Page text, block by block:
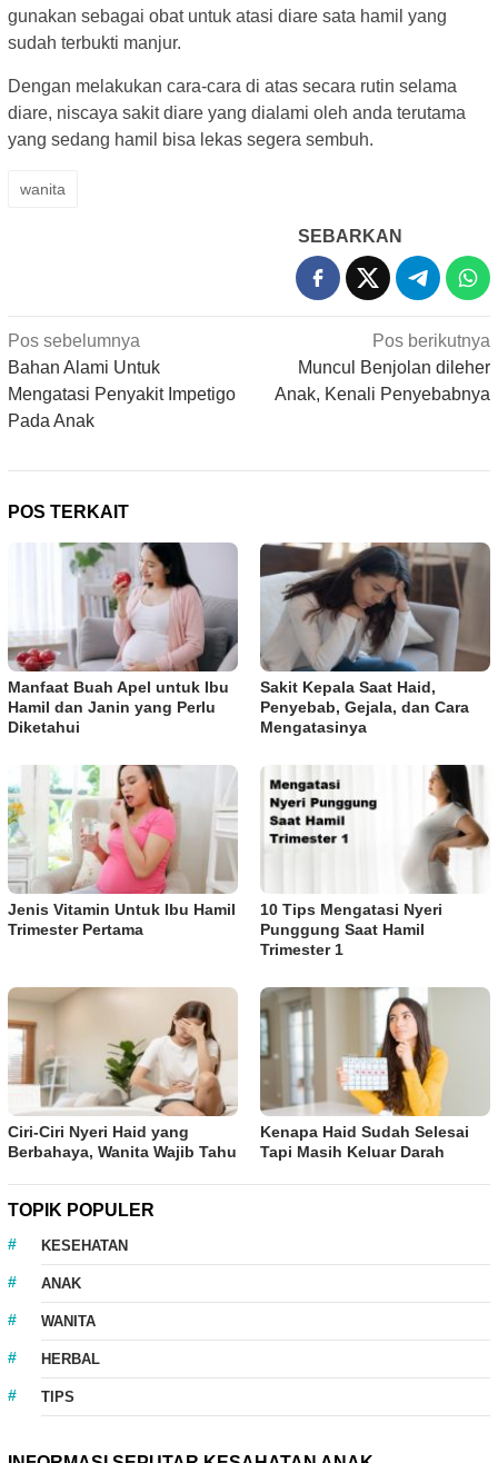
gunakan sebagai obat untuk atasi diare sata hamil yang
sudah terbukti manjur.
Dengan melakukan cara-cara di atas secara rutin selama
diare, niscaya sakit diare yang dialami oleh anda terutama
yang sedang hamil bisa lekas segera sembuh.
wanita
SEBARKAN
Navigasi
pos
Pos sebelumnya
Bahan Alami Untuk
Mengatasi Penyakit Impetigo
Pada Anak
Pos berikutnya
Muncul Benjolan dileher
Anak, Kenali Penyebabnya
POS TERKAIT
Manfaat Buah Apel untuk Ibu
Hamil dan Janin yang Perlu
Diketahui
Sakit Kepala Saat Haid,
Penyebab, Gejala, dan Cara
Mengatasinya
Jenis Vitamin Untuk Ibu Hamil
Trimester Pertama
10 Tips Mengatasi Nyeri
Punggung Saat Hamil
Trimester 1
Ciri-Ciri Nyeri Haid yang
Berbahaya, Wanita Wajib Tahu
Kenapa Haid Sudah Selesai
Tapi Masih Keluar Darah
TOPIK POPULER
KESEHATAN
ANAK
WANITA
HERBAL
TIPS